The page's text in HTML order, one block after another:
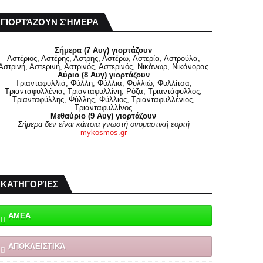
ΓΙΟΡΤΆΖΟΥΝ ΣΉΜΕΡΑ
Σήμερα (7 Αυγ) γιορτάζουν
Αστέριος, Αστέρης, Αστρης, Αστέρω, Αστερία, Αστρούλα,
Αστερινή, Αστρινός, Αστερινός, Νικάνωρ, Νικάνορας
Αύριο (8 Αυγ) γιορτάζουν
Τριανταφυλλιά, Φύλλη, Φύλλια, Φυλλιώ, Φυλλίτσα,
Τριανταφυλλένια, Τριανταφυλλίνη, Ρόζα, Τριαντάφυλλος,
Τριανταφύλλης, Φύλλης, Φύλλιος, Τριανταφυλλένιος,
Τριανταφυλλίνος
Μεθαύριο (9 Αυγ) γιορτάζουν
Σήμερα δεν είναι κάποια γνωστή ονομαστική εορτή
mykosmos.gr
ΚΑΤΗΓΟΡΊΕΣ
ΑΜΕΑ
ΑΠΟΚΛΕΙΣΤΙΚΆ